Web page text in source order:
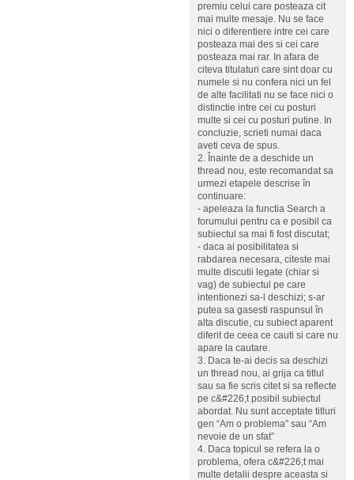
premiu celui care posteaza cit
mai multe mesaje. Nu se face
nici o diferentiere intre cei care
posteaza mai des si cei care
posteaza mai rar. In afara de
citeva titulaturi care sint doar cu
numele si nu confera nici un fel
de alte facilitati nu se face nici o
distinctie intre cei cu posturi
multe si cei cu posturi putine. In
concluzie, scrieti numai daca
aveti ceva de spus.
2. Înainte de a deschide un
thread nou, este recomandat sa
urmezi etapele descrise în
continuare:
- apeleaza la functia Search a
forumului pentru ca e posibil ca
subiectul sa mai fi fost discutat;
- daca ai posibilitatea si
rabdarea necesara, citeste mai
multe discutii legate (chiar si
vag) de subiectul pe care
intentionezi sa-l deschizi; s-ar
putea sa gasesti raspunsul în
alta discutie, cu subiect aparent
diferit de ceea ce cauti si care nu
apare la cautare.
3. Daca te-ai decis sa deschizi
un thread nou, ai grija ca titlul
sau sa fie scris citet si sa reflecte
pe c&#226;t posibil subiectul
abordat. Nu sunt acceptate titluri
gen “Am o problema” sau “Am
nevoie de un sfat”
4. Daca topicul se refera la o
problema, ofera c&#226;t mai
multe detalii despre aceasta si